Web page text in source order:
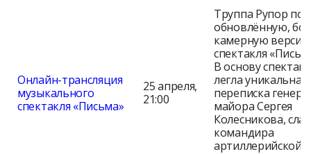
Онлайн-трансляция
музыкального
спектакля «Письма»
25 апреля,
21:00
Труппа Рупор
обновлённую,
камерную версию
спектакля
В основу
легла уникальная
переписка
майора Сергея
Колесникова,
командира
артиллерийской